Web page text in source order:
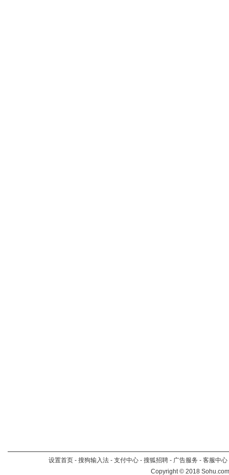
设置首页 - 搜狗输入法 - 支付中心 - 搜狐招聘 - 广告服务 - 客服中心
Copyright©2018